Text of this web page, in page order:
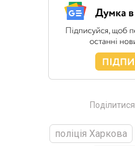
Поділитися
поліція Харкова